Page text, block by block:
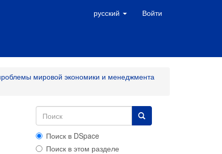
русский Войти
мировой экономики и менеджмента
Поиск в DSpace
Поиск в этом разделе